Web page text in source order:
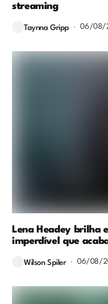
streaming
Taynna Gripp 06/08/
Lena Headey brilha
imperdível que
Wilson Spiler 06/08/